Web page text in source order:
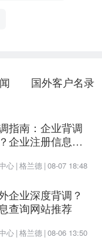
容必须有吸引力。
于一篇博客
排名。相比
喻的话，Update
。但是他比公众
录。
的个人账户也是
国外客户名录
指南：企业背调
企业注册信息、
心 | 格兰德 | 08-07 18:48
企业深度背调？
查询网站推荐
心 | 格兰德 | 08-06 13:50